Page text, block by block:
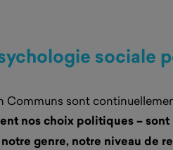
sociale
Communs sont
nos choix politiques –
genre, notre niveau de